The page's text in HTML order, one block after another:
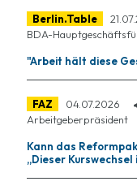
Berlin.Table
BDA-
"Arbeit hält diese
FAZ 04.07.2026
Arbeitgeberpräsident
Kann das
„Dieser